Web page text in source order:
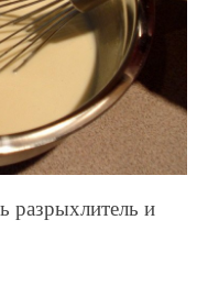
разрыхлитель и